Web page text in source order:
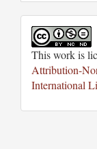
This work is
Attribution-
International